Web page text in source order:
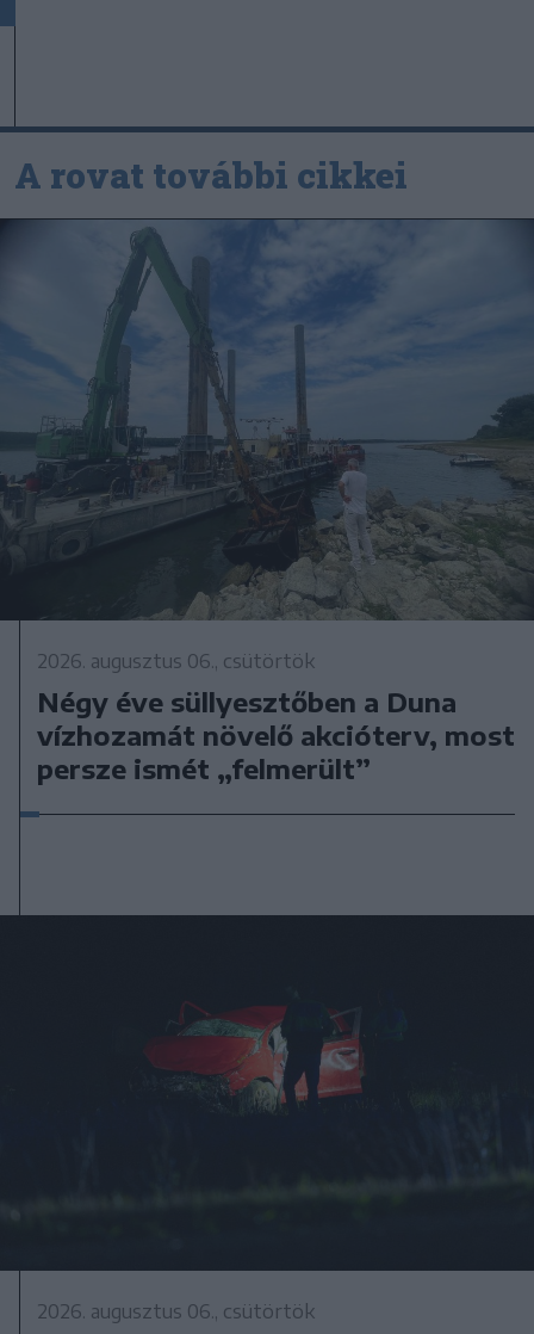
A rovat további cikkei
2026. augusztus 06., csütörtök
Négy éve süllyesztőben a Duna
vízhozamát növelő akcióterv, most
persze ismét „felmerült”
2026. augusztus 06., csütörtök